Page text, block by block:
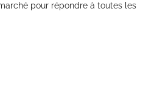
pour répondre à toutes les